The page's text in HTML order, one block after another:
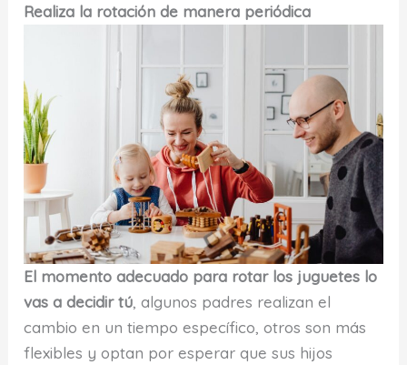
Realiza la rotación de manera periódica
El momento adecuado para rotar los juguetes lo
vas a decidir tú, algunos padres realizan el
cambio en un tiempo específico, otros son más
flexibles y optan por esperar que sus hijos